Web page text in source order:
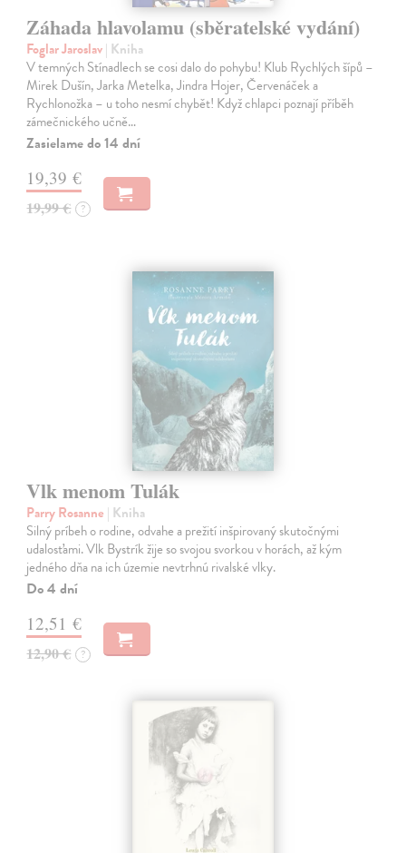
Záhada hlavolamu (sběratelské vydání)
Foglar Jaroslav| Kniha
V temných Stínadlech se cosi dalo do pohybu! Klub Rychlých šípů –
Mirek Dušín, Jarka Metelka, Jindra Hojer, Červenáček a
Rychlonožka – u toho nesmí chybět! Když chlapci poznají příběh
zámečnického učně…
Zasielame do 14 dní
19,39 €
19,99 € ?
Vlk menom Tulák
Parry Rosanne | Kniha
Silný príbeh o rodine, odvahe a prežití inšpirovaný skutočnými
udalosťami. Vlk Bystrík žije so svojou svorkou v horách, až kým
jedného dňa na ich územie nevtrhnú rivalské vlky.
Do 4 dní
12,51 €
12,90 € ?